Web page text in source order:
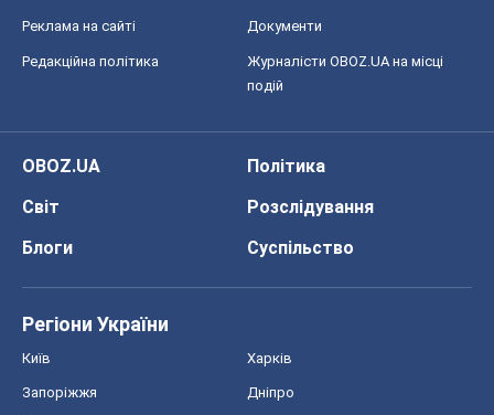
Реклама на сайті Документи
Редакційна політика
Журналісти OBOZ.UA на місці
подій
OBOZ.UA
Політика
Світ
Розслідування
Блоги
Суспільство
Регіони України
Київ Харків
Запоріжжя Дніпро